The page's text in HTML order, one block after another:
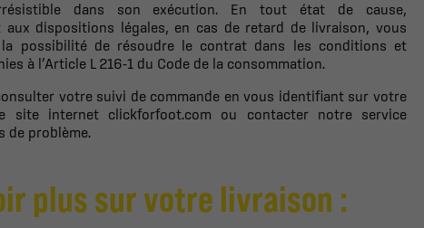
dans son exécution. En tout état de cause,
aux dispositions légales, en cas de retard de livraison, vous
la possibilité de résoudre le contrat dans les conditions et
à l’Article L 216-1 du Code de la consommation.
votre suivi de commande en vous identifiant sur votre
site internet clickforfoot.com ou contacter notre service
de problème.
plus sur votre livraison :